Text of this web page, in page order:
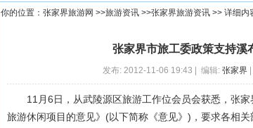
你的位置： 张家界旅游网 >>旅游资讯 >>张家界旅游资讯 >> 详细内
张家界市旅工委政策支持溪
发布: 2012-11-06 19:43 | 编辑: 张家界|
11月6日，从武陵源区旅游工作位会员会获悉，张
旅游休闲项目的意见》(以下简称《意见》)，要求各相